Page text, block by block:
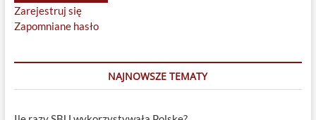
Zarejestruj się
Zapomniane hasło
NAJNOWSZE TEMATY